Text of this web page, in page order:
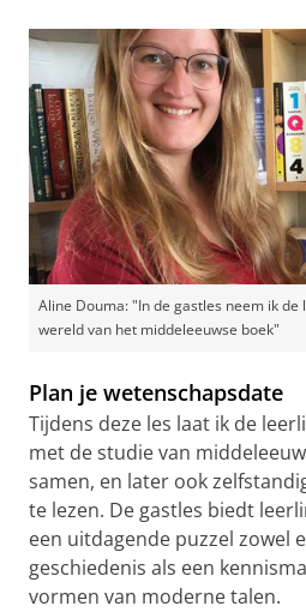
Aline Douma: "In de gastles neem ik
wereld van het middeleeuwse boek"
Plan je wetenschapsdate
Tijdens deze les laat ik de
met de studie van
samen, en later ook
te lezen. De gastles biedt
een uitdagende puzzel zowel
geschiedenis als een
vormen van moderne talen.